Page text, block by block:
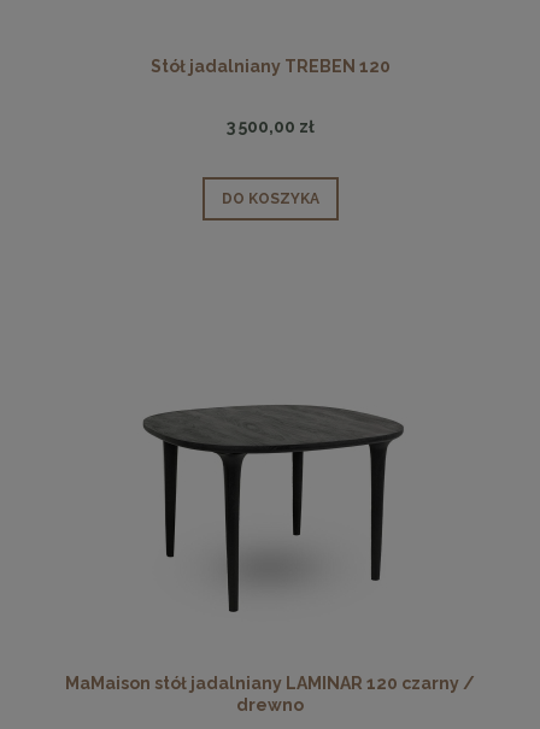
Stół jadalniany TREBEN 120
3 500,00 zł
DO KOSZYKA
MaMaison stół jadalniany LAMINAR 120 czarny /
drewno